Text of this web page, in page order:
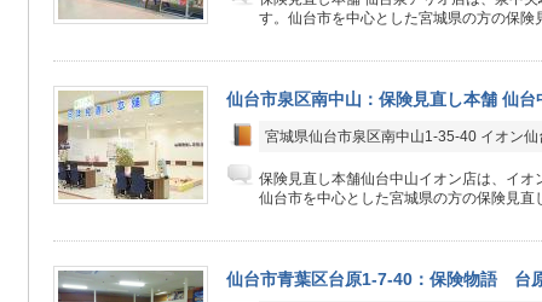
す。仙台市を中心とした宮城県の方の保険
仙台市泉区南中山：保険見直し本舗 仙台
宮城県仙台市泉区南中山1-35-40 イオン
保険見直し本舗仙台中山イオン店は、イオ
仙台市を中心とした宮城県の方の保険見直
仙台市青葉区台原1-7-40：保険物語 台